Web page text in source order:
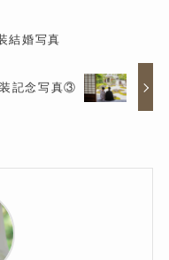
結婚写真
記念写真③